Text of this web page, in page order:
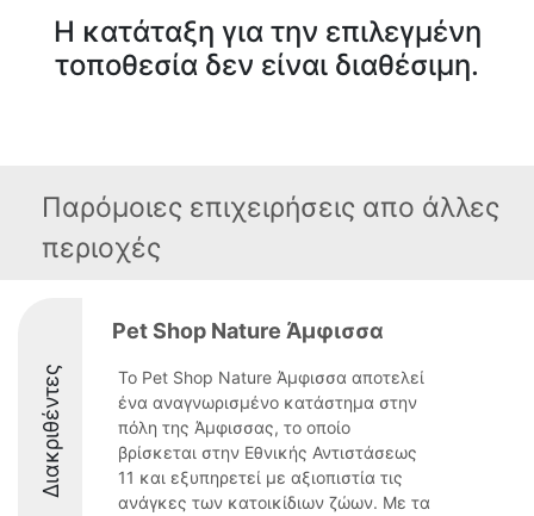
Η κατάταξη για την επιλεγμένη
τοποθεσία δεν είναι διαθέσιμη.
Παρόμοιες επιχειρήσεις απο άλλες
περιοχές
Διακριθέντες
Pet Shop Nature Άμφισσα
Το Pet Shop Nature Άμφισσα αποτελεί
ένα αναγνωρισμένο κατάστημα στην
πόλη της Άμφισσας, το οποίο
βρίσκεται στην Εθνικής Αντιστάσεως
11 και εξυπηρετεί με αξιοπιστία τις
ανάγκες των κατοικίδιων ζώων. Με τα